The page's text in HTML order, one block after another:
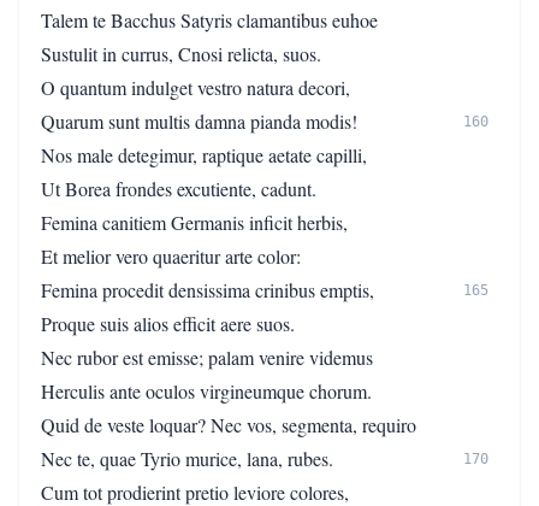
Talem te Bacchus Satyris clamantibus euhoe
Sustulit in currus, Cnosi relicta, suos.
O quantum indulget vestro natura decori,
Quarum sunt multis damna pianda modis!
160
Nos male detegimur, raptique aetate capilli,
Ut Borea frondes excutiente, cadunt.
Femina canitiem Germanis inficit herbis,
Et melior vero quaeritur arte color:
Femina procedit densissima crinibus emptis,
165
Proque suis alios efficit aere suos.
Nec rubor est emisse; palam venire videmus
Herculis ante oculos virgineumque chorum.
Quid de veste loquar? Nec vos, segmenta, requiro
Nec te, quae Tyrio murice, lana, rubes.
170
Cum tot prodierint pretio leviore colores,